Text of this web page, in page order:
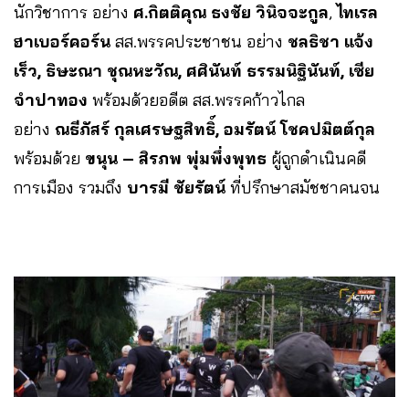
นักวิชาการ อย่าง ศ.กิตติคุณ ธงชัย วินิจจะกูล,ไทเรล
ฮาเบอร์คอร์น สส.พรรคประชาชน อย่าง ชลธิชา แจ้ง
เร็ว, ธิษะณา ชุณหะวัณ, ศศินันท์ ธรรมนิฐินันท์, เซีย
จำปาทอง พร้อมด้วยอดีต สส.พรรคก้าวไกล
อย่าง ณธีภัสร์ กุลเศรษฐสิทธิ์, อมรัตน์ โชคปมิตต์กุล
พร้อมด้วย ขนุน – สิรภพ พุ่มพึ่งพุทธ ผู้ถูกดำเนินคดี
การเมือง รวมถึง บารมี ชัยรัตน์ ที่ปรึกษาสมัชชาคนจน